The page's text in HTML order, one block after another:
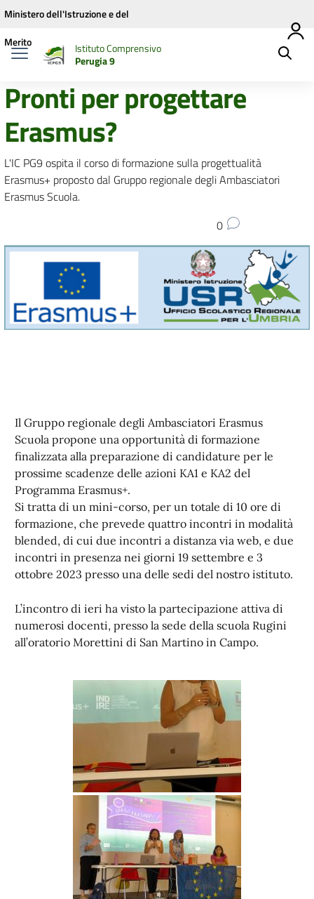
Vai ai contenuti
Vai al menu di navigazione
Vai al footer
Ministero dell'Istruzione e del
Merito
Istituto Comprensivo
Perugia 9
Pronti per progettare
Erasmus?
L'IC PG9 ospita il corso di formazione sulla progettualità
Erasmus+ proposto dal Gruppo regionale degli Ambasciatori
Erasmus Scuola.
0
Il Gruppo regionale degli Ambasciatori Erasmus
Scuola propone una opportunità di formazione
finalizzata alla preparazione di candidature per le
prossime scadenze delle azioni KA1 e KA2 del
Programma Erasmus+.
Si tratta di un mini-corso, per un totale di 10 ore di
formazione, che prevede quattro incontri in modalità
blended, di cui due incontri a distanza via web, e due
incontri in presenza nei giorni 19 settembre e 3
ottobre 2023 presso una delle sedi del nostro istituto.
L’incontro di ieri ha visto la partecipazione attiva di
numerosi docenti, presso la sede della scuola Rugini
all’oratorio Morettini di San Martino in Campo.